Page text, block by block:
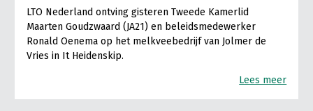
LTO Nederland ontving gisteren Tweede Kamerlid
Maarten Goudzwaard (JA21) en beleidsmedewerker
Ronald Oenema op het melkveebedrijf van Jolmer de
Vries in It Heidenskip.
Lees meer